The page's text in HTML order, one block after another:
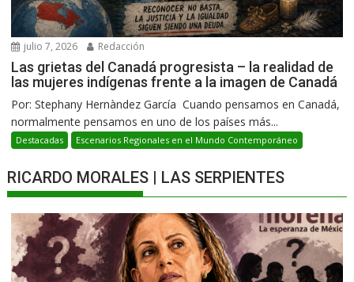
julio 7, 2026 Redacción
Las grietas del Canadá progresista – la realidad de
las mujeres indígenas frente a la imagen de Canadá
Por: Stephany Hernàndez García Cuando pensamos en Canadá,
normalmente pensamos en uno de los países más...
Destacadas Escenarios Regionales en el Mundo Contemporáneo
RICARDO MORALES | LAS SERPIENTES